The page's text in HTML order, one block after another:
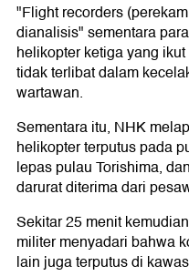
"Flight recorders
dianalisis" sementara
helikopter ketiga yang
tidak terlibat dalam
wartawan.
Sementara itu, NHK
helikopter terputus pada
lepas pulau Torishima,
darurat diterima dari
Sekitar 25 menit
militer menyadari bahwa
lain juga terputus di